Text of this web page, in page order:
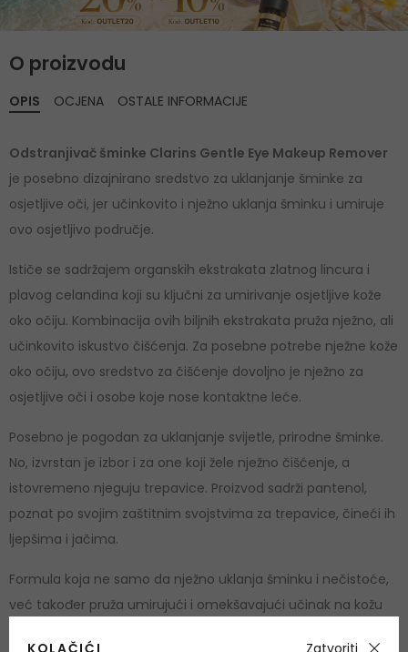
O proizvodu
OPIS
Odstranjivač šminke Clarins Gentle Eye Makeup Remover
je posebno dizajnirano sredstvo za uklanjanje šminke za
osjetljive oči, jer učinkovito i nježno uklanja šminku i umiruje
ovo osjetljivo područje.
Ističe se sadržajem organskih ekstrakata zlatnog lincura i
plavog celandina koji su ključni za umirivanje osjetljive kože
oko očiju. Kombinacija ovih biljnih ekstrakata pruža nježno, ali
učinkovito iskustvo čišćenja. Za posebne potrebe nježne kože
oko očiju, ovo sredstvo za čišćenje dovoljno je nježno za
osjetljive oči i osobe koje nose kontaktne leće.
Posebno je pogodan za uklanjanje svijetle, prirodne šminke.
No, izvrstan je izbor i za one koji žele nježno čišćenje, a
istovremeno njeguju trepavice. Proizvod sadrži pantenol,
poznat po svojim zaštitnim svojstvima za trepavice, čineći ih
ljepšima i jačima.
Formula koja ne samo da nježno uklanja šminku i nečistoće,
već također pruža umirujući i omekšavajući učinak na kožu
OCJENA OSTALE INFORMACIJE
KOLAČIĆI Zatvoriti